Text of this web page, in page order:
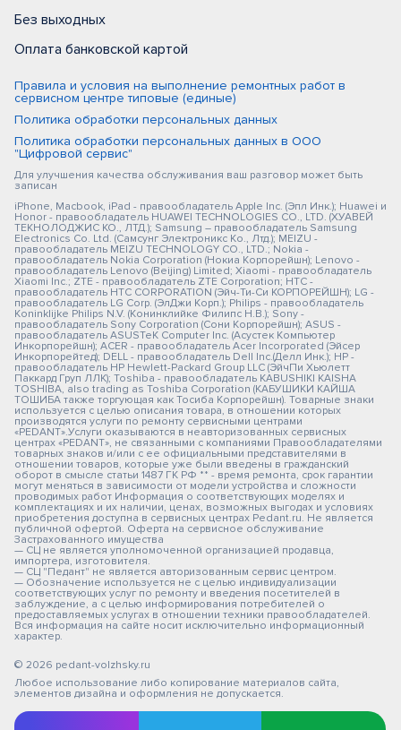
Без выходных
Оплата банковской картой
Правила и условия на выполнение ремонтных работ в
сервисном центре типовые (единые)
Политика обработки персональных данных
Политика обработки персональных данных в ООО
"Цифровой сервис"
Для улучшения качества обслуживания ваш разговор может быть
записан
iPhone, Macbook, iPad - правообладатель Apple Inc. (Эпл Инк.); Huawei и
Honor - правообладатель HUAWEI TECHNOLOGIES CO., LTD. (ХУАВЕЙ
ТЕКНОЛОДЖИС КО., ЛТД.); Samsung – правообладатель Samsung
Electronics Co. Ltd. (Самсунг Электроникс Ко., Лтд.); MEIZU -
правообладатель MEIZU TECHNOLOGY CO., LTD.; Nokia -
правообладатель Nokia Corporation (Нокиа Корпорейшн); Lenovo -
правообладатель Lenovo (Beijing) Limited; Xiaomi - правообладатель
Xiaomi Inc.; ZTE - правообладатель ZTE Corporation; HTC -
правообладатель HTC CORPORATION (Эйч-Ти-Си КОРПОРЕЙШН); LG -
правообладатель LG Corp. (ЭлДжи Корп.); Philips - правообладатель
Koninklijke Philips N.V. (Конинклийке Филипс Н.В.); Sony -
правообладатель Sony Corporation (Сони Корпорейшн); ASUS -
правообладатель ASUSTeK Computer Inc. (Асустек Компьютер
Инкорпорейшн); ACER - правообладатель Acer Incorporated (Эйсер
Инкорпорейтед); DELL - правообладатель Dell Inc.(Делл Инк.); HP -
правообладатель HP Hewlett-Packard Group LLC (ЭйчПи Хьюлетт
Паккард Груп ЛЛК); Toshiba - правообладатель KABUSHIKI KAISHA
TOSHIBA, also trading as Toshiba Corporation (КАБУШИКИ КАЙША
ТОШИБА также торгующая как Тосиба Корпорейшн). Товарные знаки
используется с целью описания товара, в отношении которых
производятся услуги по ремонту сервисными центрами
«PEDANT».Услуги оказываются в неавторизованных сервисных
центрах «PEDANT», не связанными с компаниями Правообладателями
товарных знаков и/или с ее официальными представителями в
отношении товаров, которые уже были введены в гражданский
оборот в смысле статьи 1487 ГК РФ ** - время ремонта, срок гарантии
могут меняться в зависимости от модели устройства и сложности
проводимых работ Информация о соответствующих моделях и
комплектациях и их наличии, ценах, возможных выгодах и условиях
приобретения доступна в сервисных центрах Pedant.ru. Не является
публичной офертой. Оферта на сервисное обслуживание
Застрахованного имущества
— СЦ не является уполномоченной организацией продавца,
импортера, изготовителя.
— СЦ "Педант" не является авторизованным сервис центром.
— Обозначение используется не с целью индивидуализации
соответствующих услуг по ремонту и введения посетителей в
заблуждение, а с целью информирования потребителей о
предоставляемых услугах в отношении техники правообладателей.
Вся информация на сайте носит исключительно информационный
характер.
© 2026 pedant-volzhsky.ru
Любое использование либо копирование материалов сайта,
элементов дизайна и оформления не допускается.